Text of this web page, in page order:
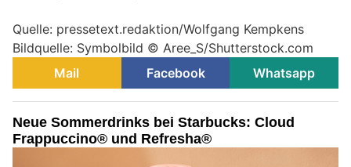
Quelle: pressetext.redaktion/Wolfgang Kempkens
Bildquelle: Symbolbild © Aree_S/Shutterstock.com
Mail
Facebook Whatsapp
Neue Sommerdrinks bei Starbucks: Cloud
Frappuccino® und Refresha®